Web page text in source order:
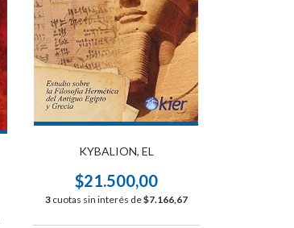
KYBALION, EL
$21.500,00
3 cuotas sin interés de$7.166,67